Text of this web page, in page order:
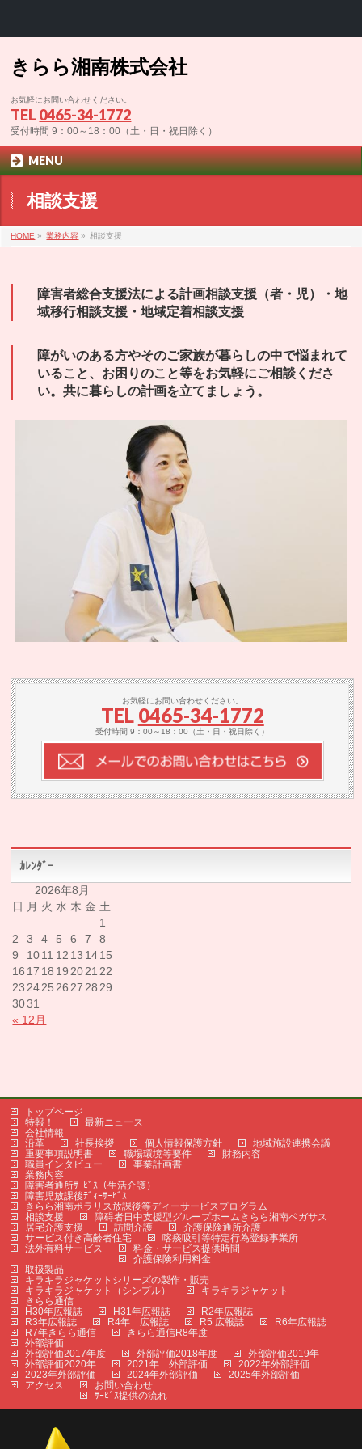
きらら湘南株式会社
お気軽にお問い合わせください。
TEL 0465-34-1772
受付時間 9：00～18：00（土・日・祝日除く）
MENU
相談支援
HOME » 業務内容 » 相談支援
障害者総合支援法による計画相談支援（者・児）・地
域移行相談支援・地域定着相談支援
障がいのある方やそのご家族が暮らしの中で悩まれて
いること、お困りのこと等をお気軽にご相談くださ
い。共に暮らしの計画を立てましょう。
お気軽にお問い合わせください。
TEL 0465-34-1772
受付時間 9：00～18：00（土・日・祝日除く）
ｶﾚﾝﾀﾞｰ
2026年8月
日 月 火 水 木 金 土
« 12月
1
2
3 4 5 6 7
8
9
1011 12 13 1415
16 17 18 19 2021 22
23 2425 26 27 28 29
3031
トップページ
特報！
最新ニュース
会社情報
沿革
社長挨拶 個人情報保護方針
地域施設連携会議
重要事項説明書
職場環境等要件
財務内容
職員インタビュー
事業計画書
業務内容
障害者通所ｻｰﾋﾞｽ（生活介護）
障害児放課後ﾃﾞｨｰｻｰﾋﾞｽ
きらら湘南ポラリス放課後等ディーサービスプログラム
相談支援
障碍者日中支援型グループホームきらら湘南ペガサス
居宅介護支援
訪問介護
介護保険通所介護
サービス付き高齢者住宅
喀痰吸引等特定行為登録事業所
法外有料サービス
料金・サービス提供時間
介護保険利用料金
取扱製品
キラキラジャケットシリーズの製作・販売
キラキラジャケット（シンプル）
キラキラジャケット
きらら通信
H30年広報誌
H31年広報誌
R2年広報誌
R3年広報誌
R4年 広報誌 R5 広報誌
R6年広報誌
R7年きらら通信
きらら通信R8年度
外部評価
外部評価2017年度
外部評価2018年度
外部評価2019年
外部評価2020年
2021年 外部評価
2022年外部評価
2023年外部評価
2024年外部評価
2025年外部評価
アクセス
お問い合わせ
ｻｰﾋﾞｽ提供の流れ